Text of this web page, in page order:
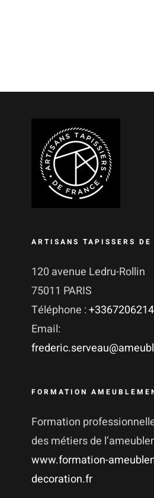
ARTISANS TAPISSERS DE
120 avenue Ledru-Rollin
75011 PARIS
Téléphone :
Email:
FORMATION
Formation
des métiers de
www.formation-
decoration.fr